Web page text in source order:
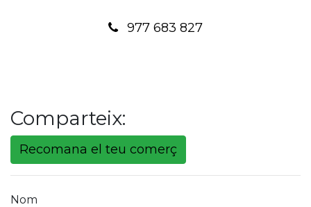
977 683 827
Comparteix:
Recomana el teu comerç
Nom